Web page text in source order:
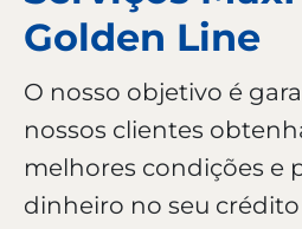
Golden Line
O nosso objetivo é
nossos clientes
melhores condições e
dinheiro no seu